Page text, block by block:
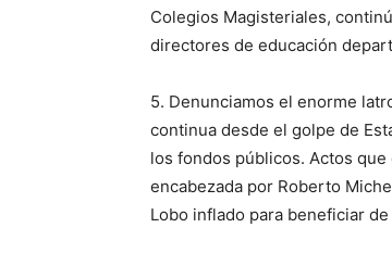
Colegios Magisteriales,
directores de educación
5. Denunciamos el enorme
continua desde el golpe de
los fondos públicos. Actos
encabezada por Roberto
Lobo inflado para beneficiar